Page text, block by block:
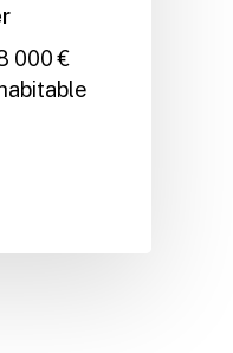
000 €